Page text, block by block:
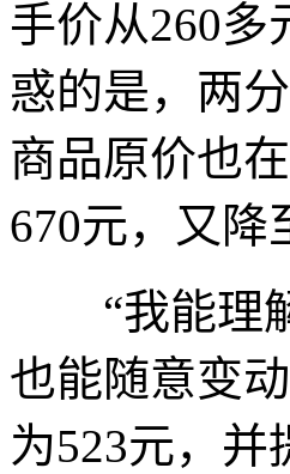
手价从260多
惑的是，两
商品原价也
670元，又降
“我能理解
也能随意变
为523元，